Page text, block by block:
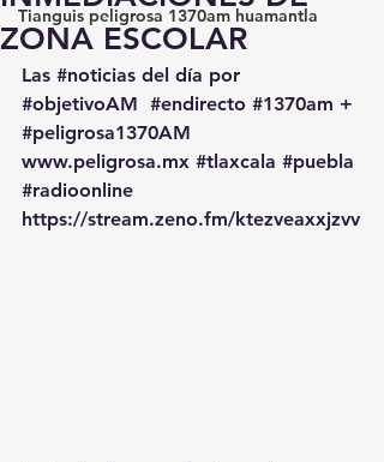
Tianguis peligrosa 1370am huamantla
ZONA ESCOLAR
Las #noticias del día por
#objetivoAM #endirecto #1370am +
#peligrosa1370AM
www.peligrosa.mx #tlaxcala #puebla
#radioonline
https://stream.zeno.fm/ktezveaxxjzvv